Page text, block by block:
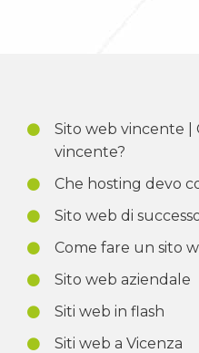
Sito web vincente |
vincente?
Che hosting devo
Sito web di
Come fare un sito
Sito web aziendale
Siti web in flash
Siti web a Vicenza